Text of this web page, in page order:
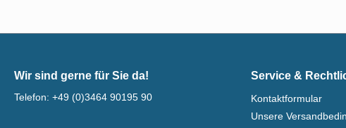
Wir sind gerne für Sie da!
Telefon: +49 (0)3464 90195 90
Service &
Kontaktformular
Unsere